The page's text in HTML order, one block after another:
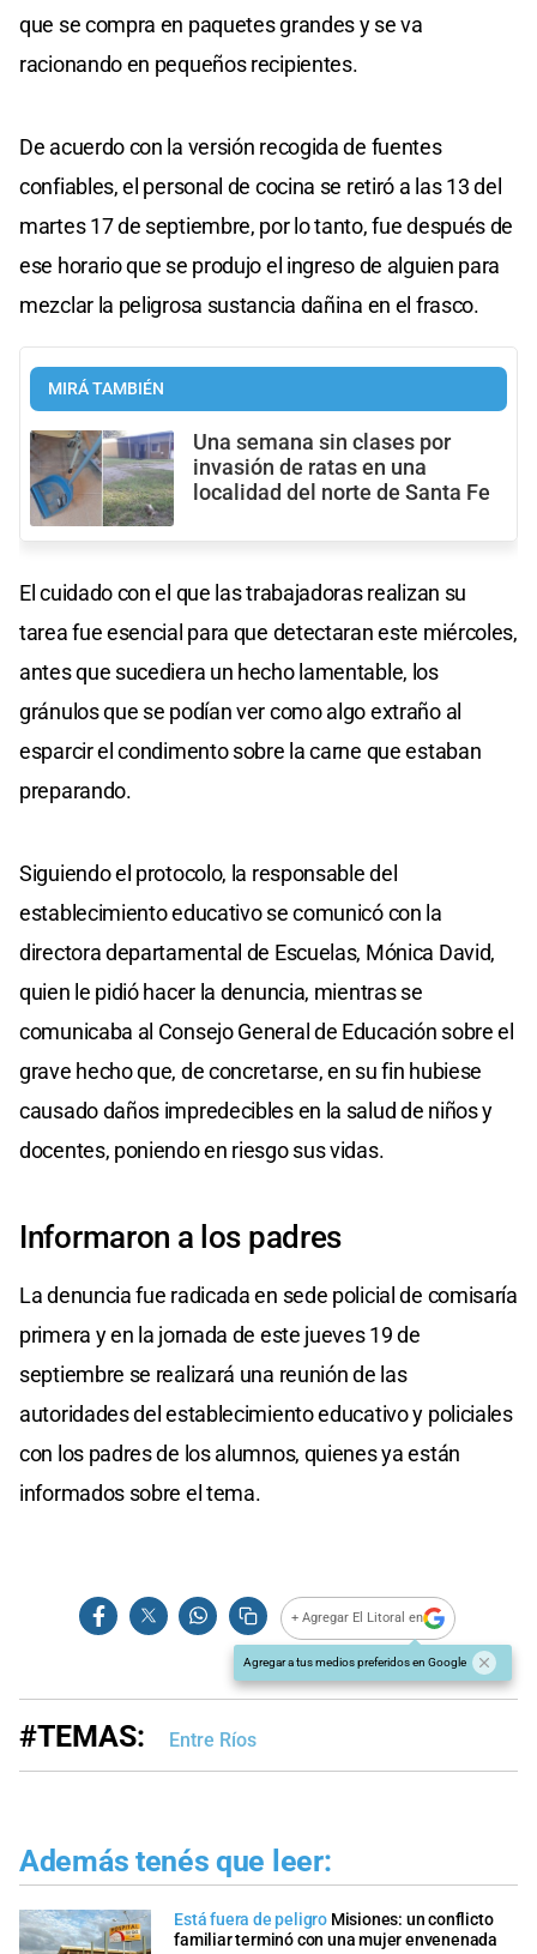
que se compra en paquetes grandes y se va
racionando en pequeños recipientes.
De acuerdo con la versión recogida de fuentes
confiables, el personal de cocina se retiró a las 13 del
martes 17 de septiembre, por lo tanto, fue después de
ese horario que se produjo el ingreso de alguien para
mezclar la peligrosa sustancia dañina en el frasco.
MIRÁ TAMBIÉN
Una semana sin clases por
invasión de ratas en una
localidad del norte de Santa Fe
El cuidado con el que las trabajadoras realizan su
tarea fue esencial para que detectaran este miércoles,
antes que sucediera un hecho lamentable, los
gránulos que se podían ver como algo extraño al
esparcir el condimento sobre la carne que estaban
preparando.
Siguiendo el protocolo, la responsable del
establecimiento educativo se comunicó con la
directora departamental de Escuelas, Mónica David,
quien le pidió hacer la denuncia, mientras se
comunicaba al Consejo General de Educación sobre el
grave hecho que, de concretarse, en su fin hubiese
causado daños impredecibles en la salud de niños y
docentes, poniendo en riesgo sus vidas.
Informaron a los padres
La denuncia fue radicada en sede policial de comisaría
primera y en la jornada de este jueves 19 de
septiembre se realizará una reunión de las
autoridades del establecimiento educativo y policiales
con los padres de los alumnos, quienes ya están
informados sobre el tema.
+ Agregar El Litoral en
Agregar a tus medios preferidos en Google
#TEMAS: Entre Ríos
Además tenés que leer:
Está fuera de peligro Misiones: un conflicto
familiar terminó con una mujer envenenada